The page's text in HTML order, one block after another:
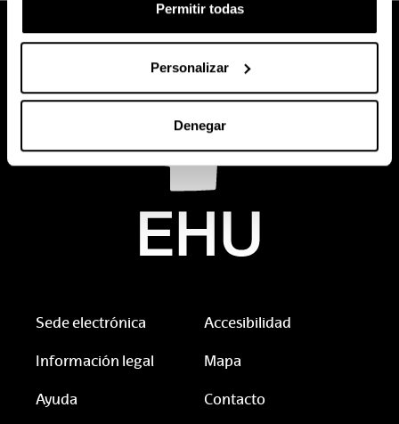
Permitir todas
Personalizar
Denegar
Sede electrónica Accesibilidad
Información legal Mapa
Ayuda Contacto